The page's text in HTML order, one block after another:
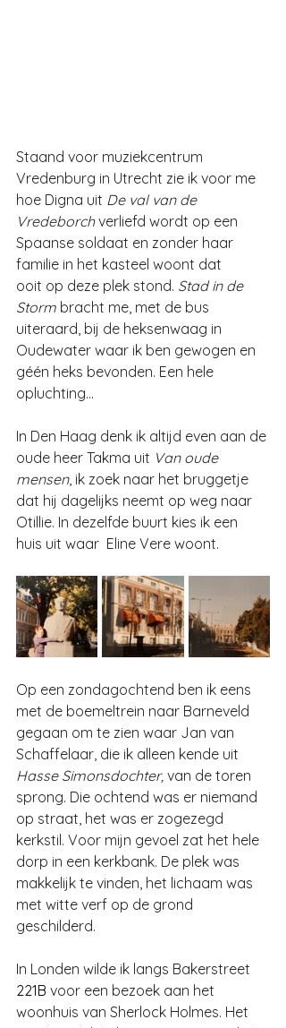
Staand voor muziekcentrum
Vredenburg in Utrecht zie ik voor me
hoe Digna uit De val van de
Vredeborch verliefd wordt op een
Spaanse soldaat en zonder haar
familie in het kasteel woont dat
ooit op deze plek stond. Stad in de
Storm bracht me, met de bus
uiteraard, bij de heksenwaag in
Oudewater waar ik ben gewogen en
géén heks bevonden. Een hele
opluchting…
In Den Haag denk ik altijd even aan de
oude heer Takma uit Van oude
mensen, ik zoek naar het bruggetje
dat hij dagelijks neemt op weg naar
Otillie. In dezelfde buurt kies ik een
huis uit waar  Eline Vere woont.
Op een zondagochtend ben ik eens
met de boemeltrein naar Barneveld
gegaan om te zien waar Jan van
Schaffelaar, die ik alleen kende uit
Hasse Simonsdochter, van de toren
sprong. Die ochtend was er niemand
op straat, het was er zogezegd
kerkstil. Voor mijn gevoel zat het hele
dorp in een kerkbank. De plek was
makkelijk te vinden, het lichaam was
met witte verf op de grond
geschilderd.
In Londen wilde ik langs Bakerstreet
221B voor een bezoek aan het
woonhuis van Sherlock Holmes. Het